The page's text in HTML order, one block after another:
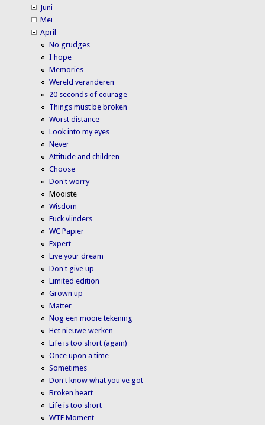
Juni
Mei
April
No grudges
I hope
Memories
Wereld veranderen
20 seconds of courage
Things must be broken
Worst distance
Look into my eyes
Never
Attitude and children
Choose
Don't worry
Mooiste
Wisdom
Fuck vlinders
WC Papier
Expert
Live your dream
Don't give up
Limited edition
Grown up
Matter
Nog een mooie tekening
Het nieuwe werken
Life is too short (again)
Once upon a time
Sometimes
Don't know what you've got
Broken heart
Life is too short
WTF Moment